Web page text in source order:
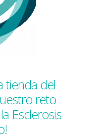
tienda del
reto
Esclerosis